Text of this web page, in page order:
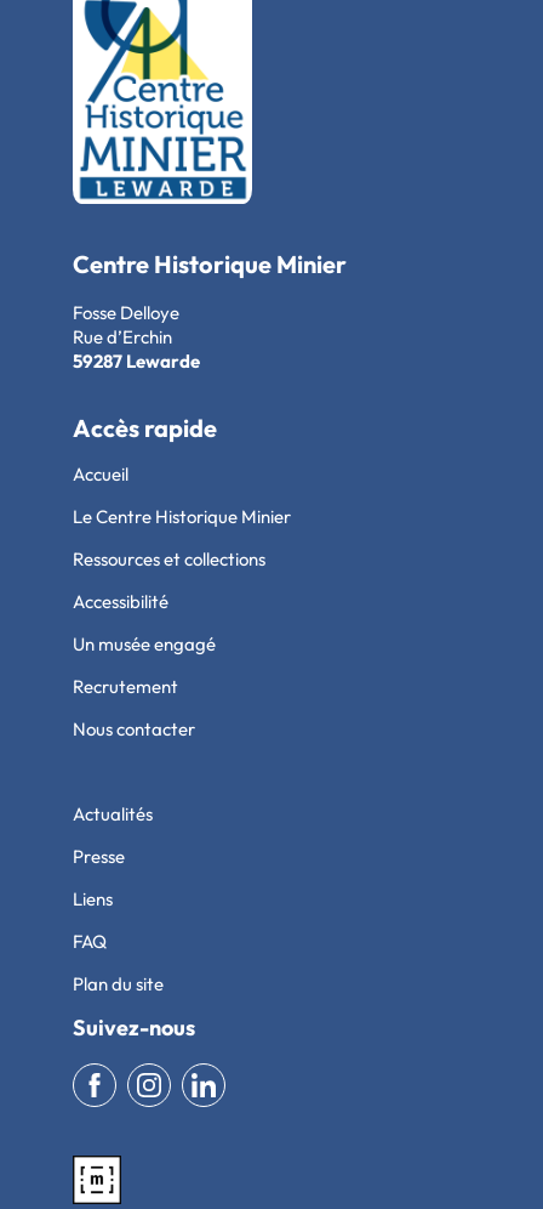
Centre Historique Minier
Fosse Delloye
Rue d’Erchin
59287 Lewarde
Accès rapide
Accueil
Le Centre Historique Minier
Ressources et collections
Accessibilité
Un musée engagé
Recrutement
Nous contacter
Actualités
Presse
Liens
FAQ
Plan du site
Suivez-nous